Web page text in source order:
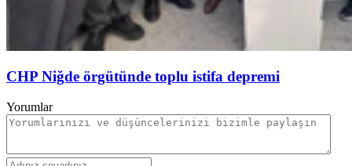
CHP Niğde örgütünde toplu istifa depremi
Yorumlar